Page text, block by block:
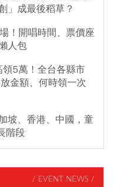
」成最後稻草？
！開唱時間、票價座
人包
5萬！全台各縣市
金額、何時領一次
坡、香港、中國，童
階段
/ EVENT NEWS /